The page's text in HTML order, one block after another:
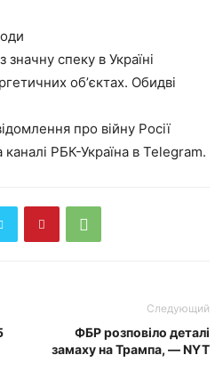
спеку в Україні
обʼєктах. Обидві
про війну Росії
каналі РБК-Україна в Telegram.
Следующий
ФБР розповіло деталі
замаху на Трампа, — NYT